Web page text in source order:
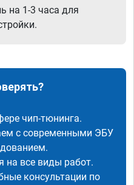
на 1-3 часа для
чип-тюнинга.
с современными ЭБУ
на все виды работ.
консультации по